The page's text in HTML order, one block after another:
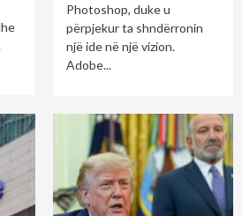
Photoshop, duke u
përpjekur ta shndërronin
një ide në një vizion.
Adobe...